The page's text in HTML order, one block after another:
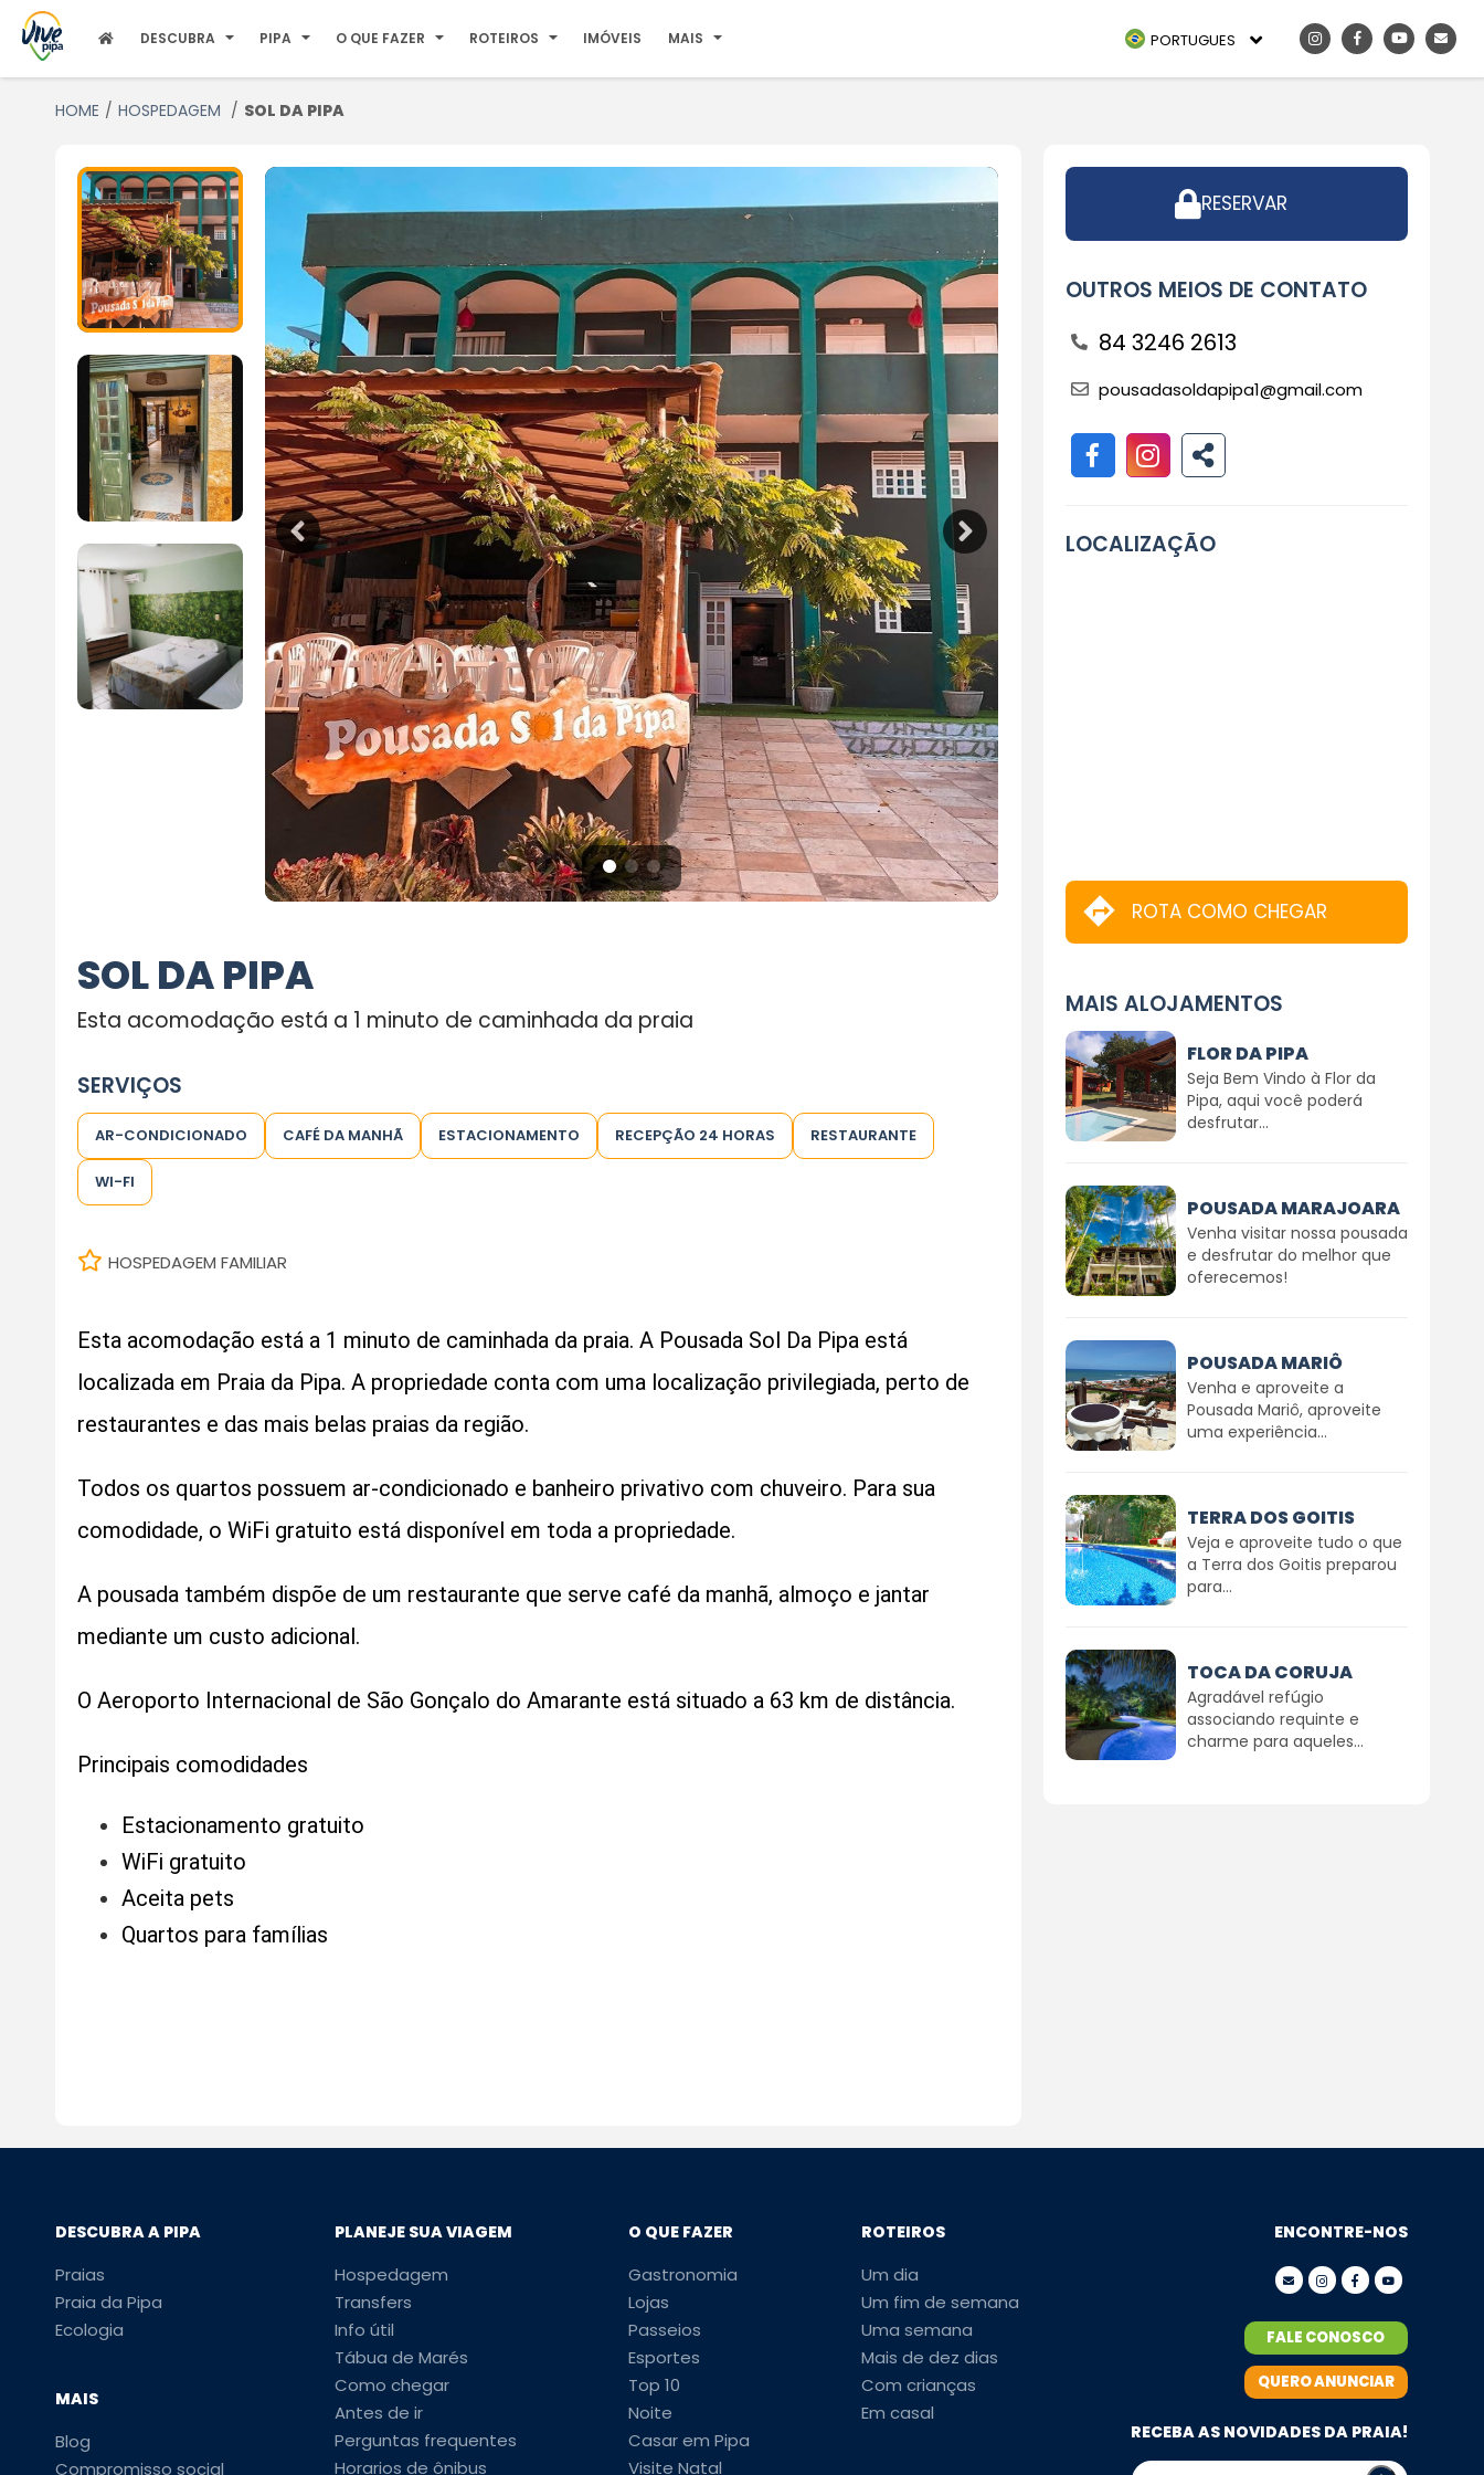
DESCUBRA PIPA O QUE FAZER ROTEIROS IMÓVEIS MAIS PORTUGUES
HOME HOSPEDAGEM SOL DA PIPA
SOL DA PIPA
Esta acomodação está a 1 minuto de caminhada da praia
SERVIÇOS
AR-CONDICIONADO CAFÉ DA MANHÃ ESTACIONAMENTO RECEPÇÃO 24 HORAS RESTAURANTE
WI-FI
HOSPEDAGEM FAMILIAR
Esta acomodação está a 1 minuto de caminhada da praia. A Pousada Sol Da Pipa está
localizada em Praia da Pipa. A propriedade conta com uma localização privilegiada, perto de
restaurantes e das mais belas praias da região.
Todos os quartos possuem ar-condicionado e banheiro privativo com chuveiro. Para sua
comodidade, o WiFi gratuito está disponível em toda a propriedade.
A pousada também dispõe de um restaurante que serve café da manhã, almoço e jantar
mediante um custo adicional.
O Aeroporto Internacional de São Gonçalo do Amarante está situado a 63 km de distância.
Principais comodidades
Estacionamento gratuito
WiFi gratuito
Aceita pets
Quartos para famílias
RESERVAR
OUTROS MEIOS DE CONTATO
84 3246 2613
pousadasoldapipa1@gmail.com
LOCALIZAÇÃO
ROTA COMO CHEGAR
MAIS ALOJAMENTOS
FLOR DA PIPA
Seja Bem Vindo à Flor da
Pipa, aqui você poderá
desfrutar...
POUSADA MARAJOARA
Venha visitar nossa pousada
e desfrutar do melhor que
oferecemos!
POUSADA MARIÔ
Venha e aproveite a
Pousada Mariô, aproveite
uma experiência...
TERRA DOS GOITIS
Veja e aproveite tudo o que
a Terra dos Goitis preparou
para...
TOCA DA CORUJA
Agradável refúgio
associando requinte e
charme para aqueles...
DESCUBRA A PIPA
Praias
Praia da Pipa
Ecologia
MAIS
Blog
Compromisso social
PLANEJE SUA VIAGEM
Hospedagem
Transfers
Info útil
Tábua de Marés
Como chegar
Antes de ir
Perguntas frequentes
Horarios de ônibus
O QUE FAZER
Gastronomia
Lojas
Passeios
Esportes
Top 10
Noite
Casar em Pipa
Visite Natal
ROTEIROS
Um dia
Um fim de semana
Uma semana
Mais de dez dias
Com crianças
Em casal
ENCONTRE-NOS
FALE CONOSCO
QUERO ANUNCIAR
RECEBA AS NOVIDADES DA PRAIA!